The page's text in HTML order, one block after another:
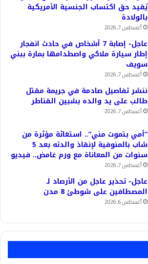
يُقيد حق اكتساب الجنسية الأمريكية
بالولادة
أغسطس 7, 2026
عاجل- إصابة 7 أشخاص في حادث انفجار
إطار سيارة ملاكي واصطدامها بمارة ببني
سويف
أغسطس 7, 2026
ننشر تفاصيل صادمة في جريمة مقتل
طالب على يد والده بشبين القناطر
أغسطس 7, 2026
“أمي بتموت مني”.. استغاثة مؤثرة من
شاب بالمنوفية لإنقاذ والدته بعد 5
سنوات من المعاناة مع ورم غامض.. فيديو
أغسطس 7, 2026
عاجل- تحذير عاجل من الأرصاد لـ
المصطافين على شوطئ 8 مدن
أغسطس 6, 2026